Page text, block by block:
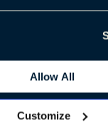
Allow All
Customize
Studierenden,
sind, indem
ihre Aktivitäten
Tische und